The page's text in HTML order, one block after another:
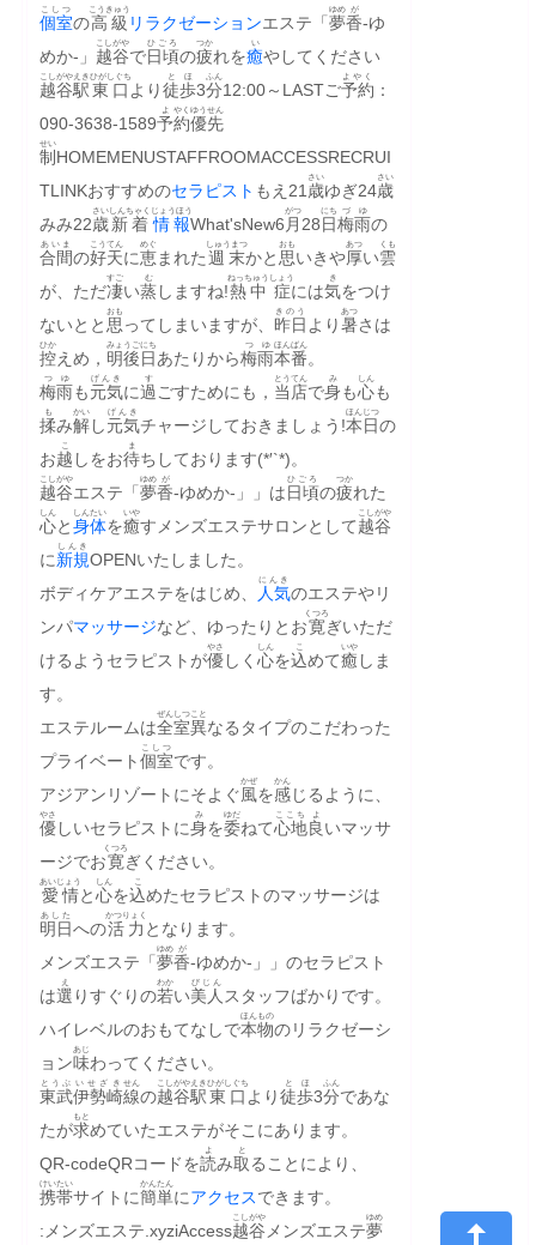
個室
こしつ
の高級
こうきゅう
リラクゼーションエステ「 夢
ゆめ
香
が
‐ゆ
めか‐」 越谷
こしがや
で日頃
ひごろ
の疲
つか
れを癒
い
やしてください
越谷
こしがや
駅
えき
東口
ひがしぐち
より徒歩
とほ
3分
ふん
12:00～LASTご予約
よやく
：
090-3638-1589予
よ
約
やく
優先
ゆうせん
制
せい
HOMEMENUSTAFFROOMACCESSRECRUI
TLINKおすすめのセラピスト もえ21 歳
さい
ゆぎ24歳
さい
みみ22歳
さい
新着
しんちゃく
情報
じょうほう
What'sNew6 月
がつ
28日
にち
梅雨
づゆ
の
合間
あいま
の好天
こうてん
に恵
めぐ
まれた週末
しゅうまつ
かと 思
おも
いきや厚
あつ
い雲
くも
が、ただ凄
すご
い蒸
む
しますね!熱中
ねっちゅう
症
しょう
には気
き
をつけ
ないとと 思
おも
ってしまいますが、 昨日
きのう
より暑
あつ
さは
控
ひか
えめ， 明後日
みょうごにち
あたりから梅雨
つゆ
本番
ほんばん
。
梅雨
つゆ
も元気
げんき
に過
す
ごすためにも， 当店
とうてん
で身
み
も心
しん
も
揉
も
み解
かい
し元気
げんき
チャージしておきましょう!本日
ほんじつ
の
お越
こ
しをお待
ま
ちしております(*′`*)。
越谷
こしがや
エステ「 夢
ゆめ
香
が
‐ゆめか‐」」は日頃
ひごろ
の疲
つか
れた
心
しん
と身体
しんたい
を癒
いや
すメンズエステサロンとして越谷
こしがや
に新規
しんき
OPENいたしました。
ボディケアエステをはじめ、
人気
にんき
のエステやリ
ンパマッサージなど、ゆったりとお寛
くつろ
ぎいただ
けるようセラピストが優
やさ
しく 心
しん
を込
こ
めて癒
いや
しま
す。
エステルームは全
ぜん
室
しつ
異
こと
なるタイプのこだわった
プライベート個室
こしつ
です。
アジアンリゾートにそよぐ 風
かぜ
を感
かん
じるように、
優
やさ
しいセラピストに身
み
を委
ゆだ
ねて心地
ここち
良
よ
いマッサ
ージでお寛
くつろ
ぎください。
愛情
あいじょう
と心
しん
を込
こ
めたセラピストのマッサージは
明日
あした
への活力
かつりょく
となります。
メンズエステ「 夢
ゆめ
香
が
‐ゆめか‐」」のセラピスト
は選
え
りすぐりの若
わか
い美人
びじん
スタッフばかりです。
ハイレベルのおもてなしで本物
ほんもの
のリラクゼーシ
ョン味
あじ
わってください。
東武
とうぶ
伊勢崎
いせざき
線
せん
の越谷
こしがや
駅
えき
東口
ひがしぐち
より徒歩
とほ
3分
ふん
であな
たが求
もと
めていたエステがそこにあります。
QR-codeQRコードを読
よ
み取
と
ることにより、
携帯
けいたい
サイトに簡単
かんたん
にアクセスできます。
:メンズエステ.xyziAccess越谷
こしがや
メンズエステ夢
ゆめ